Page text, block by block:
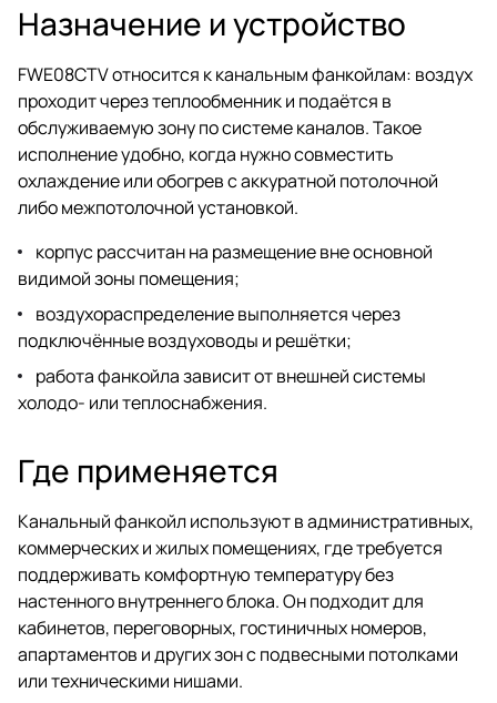
Назначение и устройство
FWE08CTV относится к канальным фанкойлам: воздух
проходит через теплообменник и подаётся в
обслуживаемую зону по системе каналов. Такое
исполнение удобно, когда нужно совместить
охлаждение или обогрев с аккуратной потолочной
либо межпотолочной установкой.
корпус рассчитан на размещение вне основной
видимой зоны помещения;
воздухораспределение выполняется через
подключённые воздуховоды и решётки;
работа фанкойла зависит от внешней системы
холодо- или теплоснабжения.
Где применяется
Канальный фанкойл используют в административных,
коммерческих и жилых помещениях, где требуется
поддерживать комфортную температуру без
настенного внутреннего блока. Он подходит для
кабинетов, переговорных, гостиничных номеров,
апартаментов и других зон с подвесными потолками
или техническими нишами.